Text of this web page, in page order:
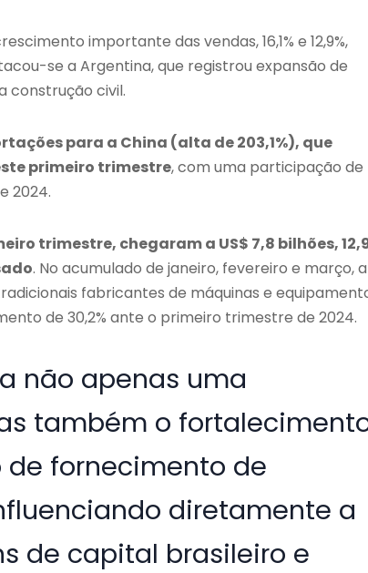
importante das vendas, 16,1% e 12,9%,
se a Argentina, que registrou expansão de
construção civil.
para a China (alta de 203,1%), que
primeiro trimestre, com uma participação de
2024.
trimestre, chegaram a US$ 7,8 bilhões,
. No acumulado de janeiro, fevereiro e março, a
fabricantes de máquinas e
de 30,2% ante o primeiro trimestre de 2024.
não apenas uma
também o
fornecimento de
diretamente a
de capital brasileiro e